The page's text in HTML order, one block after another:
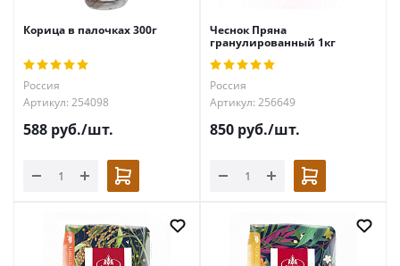
Корица в палочках 300г
Россия
Артикул: 254098
588 руб./шт.
Чеснок Пряна
гранулированный 1кг
Россия
Артикул: 256649
850 руб./шт.